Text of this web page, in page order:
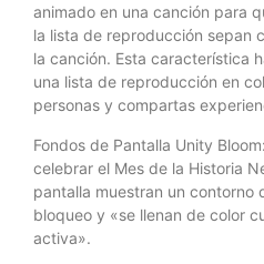
animado en una canción para
la lista de reproducción sepan
la canción. Esta característica
una lista de reproducción en
personas y compartas
Fondos de Pantalla Unity
celebrar el Mes de la Historia
pantalla muestran un contorno
bloqueo y «se llenan de color
activa».